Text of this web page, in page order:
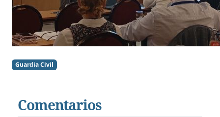
Guardia Civil
Comentarios